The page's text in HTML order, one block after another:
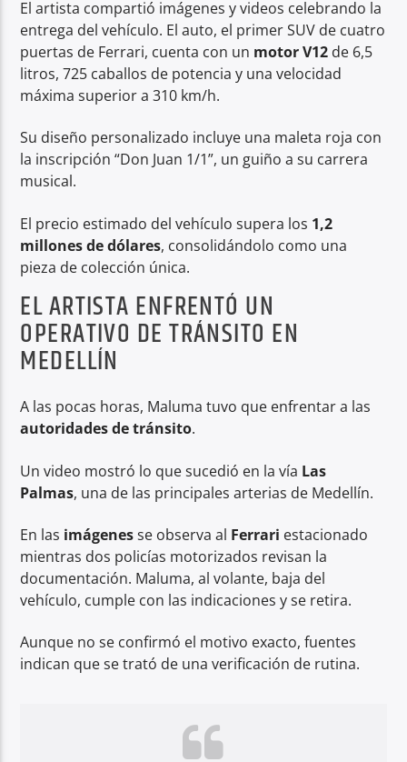
El artista compartió imágenes y videos celebrando la
entrega del vehículo. El auto, el primer SUV de cuatro
puertas de Ferrari, cuenta con un motor V12 de 6,5
litros, 725 caballos de potencia y una velocidad
máxima superior a 310 km/h.
Su diseño personalizado incluye una maleta roja con
la inscripción “Don Juan 1/1”, un guiño a su carrera
musical.
El precio estimado del vehículo supera los 1,2
millones de dólares, consolidándolo como una
pieza de colección única.
EL ARTISTA ENFRENTÓ UN
OPERATIVO DE TRÁNSITO EN
MEDELLÍN
A las pocas horas, Maluma tuvo que enfrentar a las
autoridades de tránsito.
Un video mostró lo que sucedió en la vía Las
Palmas, una de las principales arterias de Medellín.
En las imágenesse observa al Ferrari estacionado
mientras dos policías motorizados revisan la
documentación. Maluma, al volante, baja del
vehículo, cumple con las indicaciones y se retira.
Aunque no se confirmó el motivo exacto, fuentes
indican que se trató de una verificación de rutina.